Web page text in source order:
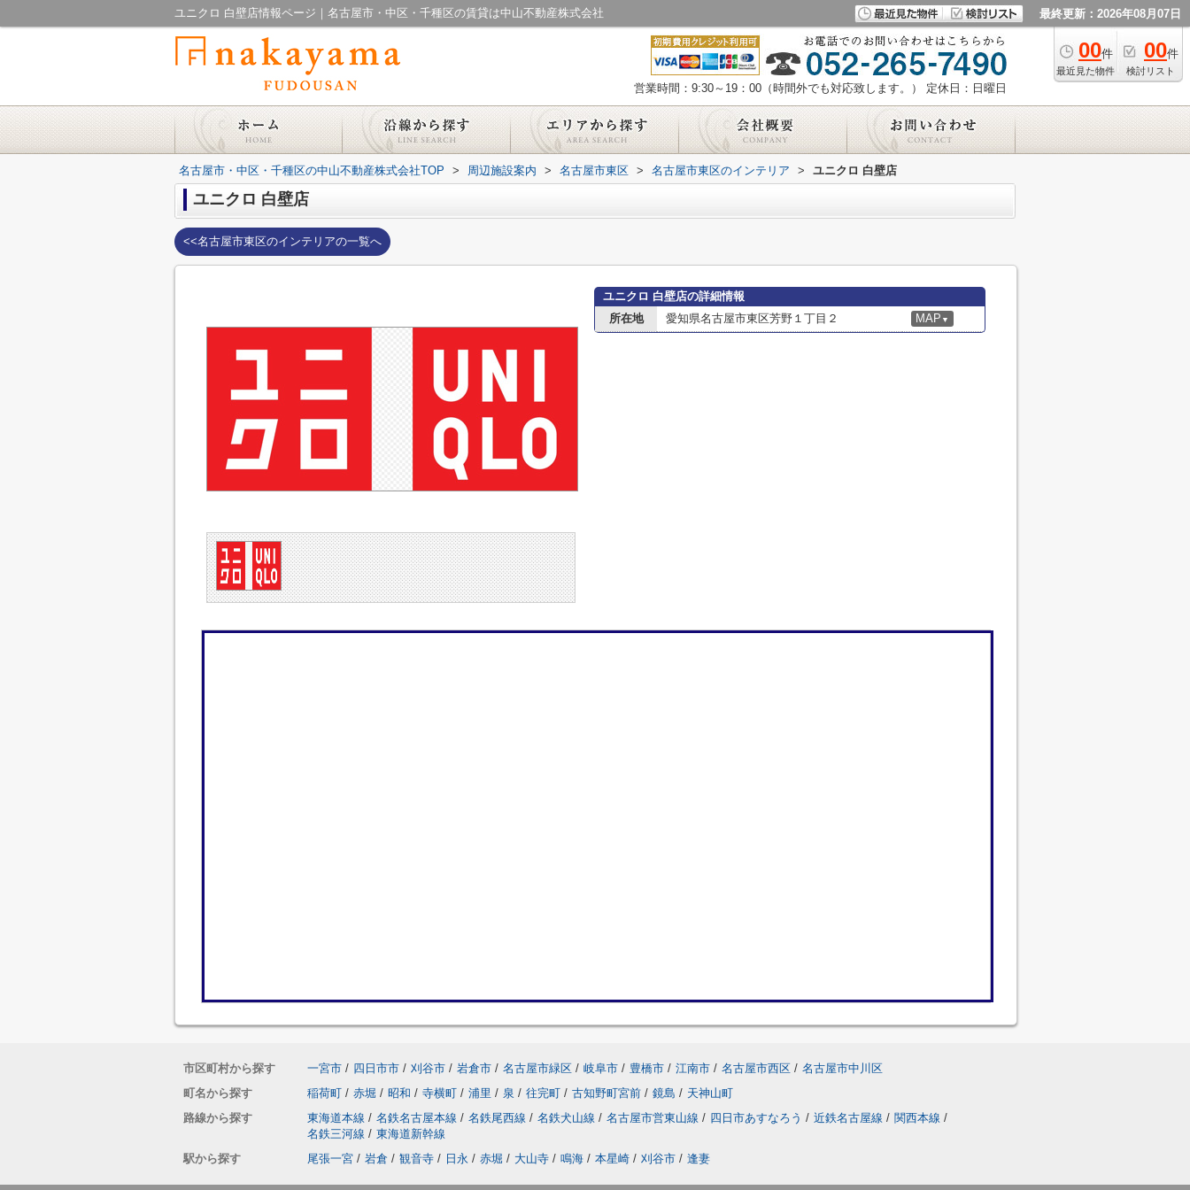
ユニクロ 白壁店情報ページ｜名古屋市・中区・千種区の賃貸は中山不動産株式会社 最終更新：2026年08月07日
00件
最近見た物件
00件
検討リスト
営業時間：9:30～19：00（時間外でも対応致します。） 定休日：日曜日
名古屋市・中区・千種区の中山不動産株式会社TOP > 周辺施設案内 > 名古屋市東区 > 名古屋市東区のインテリア > ユニクロ 白壁店
ユニクロ 白壁店
<<名古屋市東区のインテリアの一覧へ
ユニクロ 白壁店の詳細情報
所在地
愛知県名古屋市東区芳野１丁目２ MAP ▼
市区町村から探す 一宮市 / 四日市市 / 刈谷市 / 岩倉市 / 名古屋市緑区 / 岐阜市 / 豊橋市 / 江南市 / 名古屋市西区 / 名古屋市中川区
町名から探す
稲荷町 / 赤堀 / 昭和 / 寺横町 / 浦里 / 泉 / 往完町 / 古知野町宮前 / 鏡島 / 天神山町
路線から探す
東海道本線 / 名鉄名古屋本線 / 名鉄尾西線 / 名鉄犬山線 / 名古屋市営東山線 / 四日市あすなろう / 近鉄名古屋線 / 関西本線 /
名鉄三河線 / 東海道新幹線
駅から探す
尾張一宮 / 岩倉 / 観音寺 / 日永 / 赤堀 / 大山寺 / 鳴海 / 本星崎 / 刈谷市 / 逢妻